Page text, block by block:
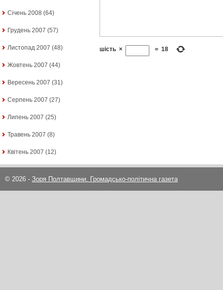
Січень 2008 (64)
Грудень 2007 (57)
Листопад 2007 (48)
Жовтень 2007 (44)
Вересень 2007 (31)
Серпень 2007 (27)
Липень 2007 (25)
Травень 2007 (8)
Квітень 2007 (12)
шість × = 18
© 2026 - Зоря Полтавщини. Громадсько-політична газета